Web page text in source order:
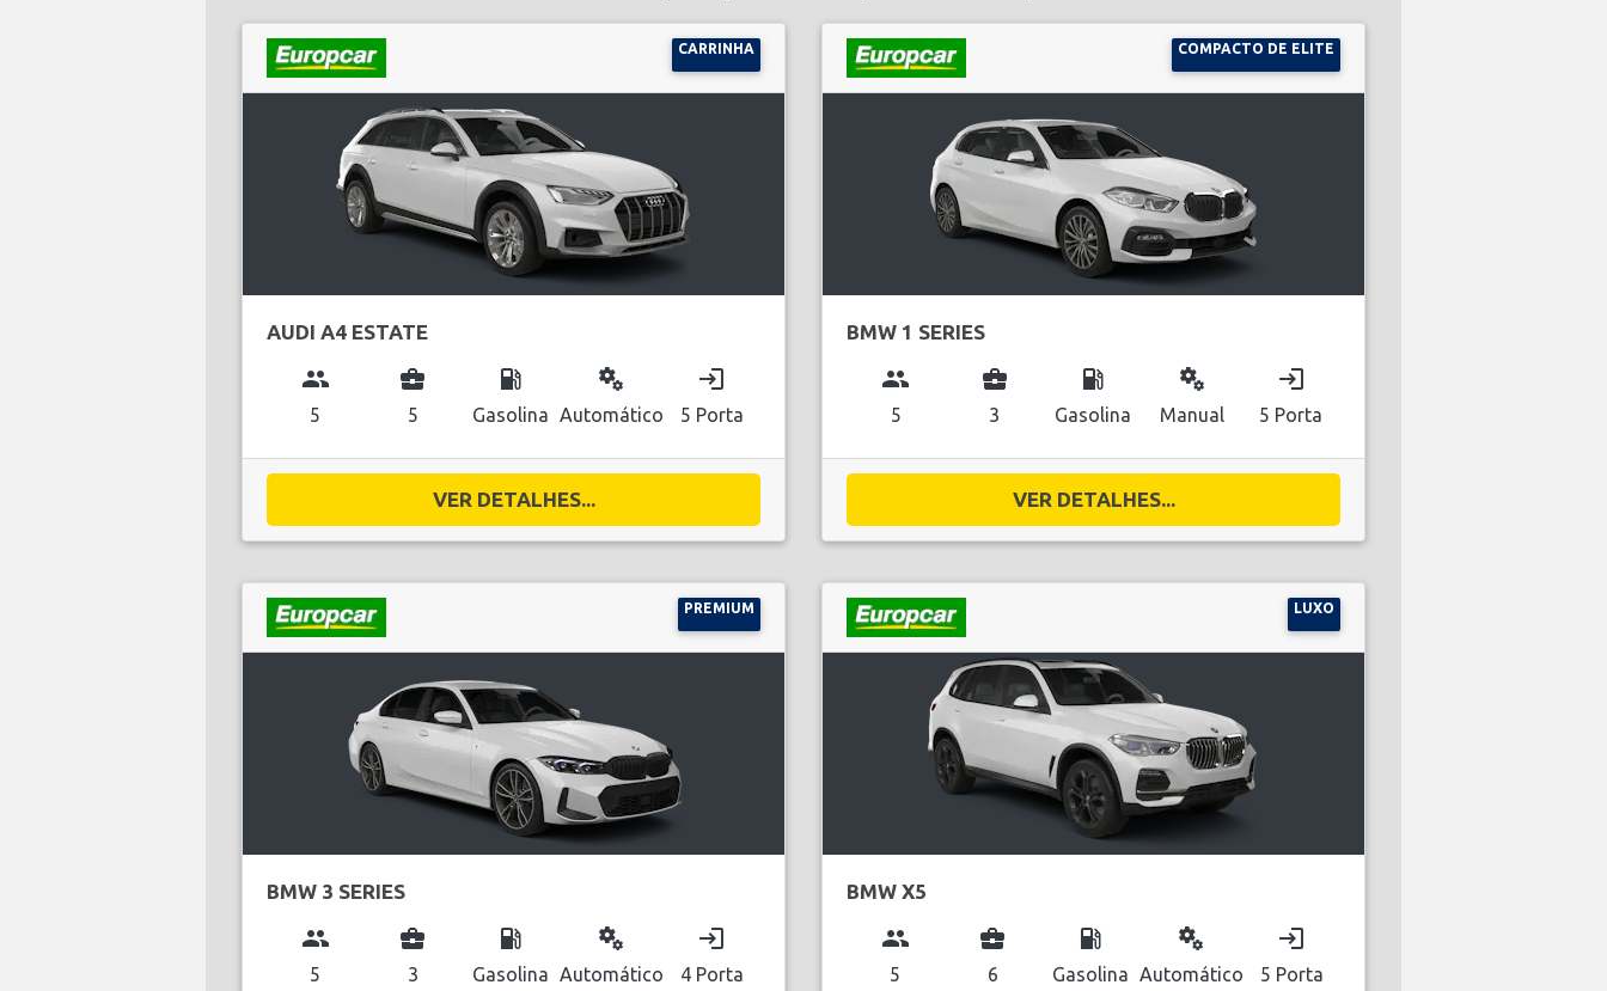
CARRINHA
AUDI A4 ESTATE
group
5
business_center
5
local_gas_station
Gasolina
miscellaneous_services
Automático
login
5 Porta
VER DETALHES...
COMPACTO DE ELITE
BMW 1 SERIES
group
5
business_center
3
local_gas_station
Gasolina
miscellaneous_services
Manual
login
5 Porta
VER DETALHES...
PREMIUM
BMW 3 SERIES
group
5
business_center
3
local_gas_station
Gasolina
miscellaneous_services
Automático
login
4 Porta
LUXO
BMW X5
group
5
business_center
6
local_gas_station
Gasolina
miscellaneous_services
Automático
login
5 Porta